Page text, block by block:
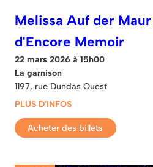
Melissa Auf der
d'Encore Memoir
22 mars 2026 à 15h00
La garnison
1197, rue Dundas Ouest
PLUS D'INFOS
Acheter des billets